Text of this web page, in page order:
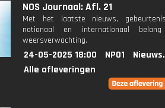
NOS Journaal: Afl. 21
Met het laatste nieuws,
nationaal en internationaal
weersverwachting.
24-05-2025 18:00 NPO1
Alle afleveringen